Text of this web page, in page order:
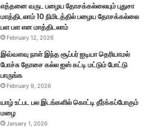
எத்தனை வருட பழைய தோசக்கல்லையும் புதுசா
மாத்திடலாம் 10 நிமிடத்தில் பழைய தோசக்கல்லை
பள பள என மாத்திடலாம்
February 12, 2026
இவ்வளவு நாள் இந்த சூப்பர் ஐடியா தெரியாமல்
போச்சு தோசை கல்ல ஐஸ் கட்டி மட்டும் போட்டு
பாருங்க
February 9, 2026
யாழ் உட்பட பல இடங்களில் கொட்டி தீர்க்கப்போகும்
மழை
January 1, 2026